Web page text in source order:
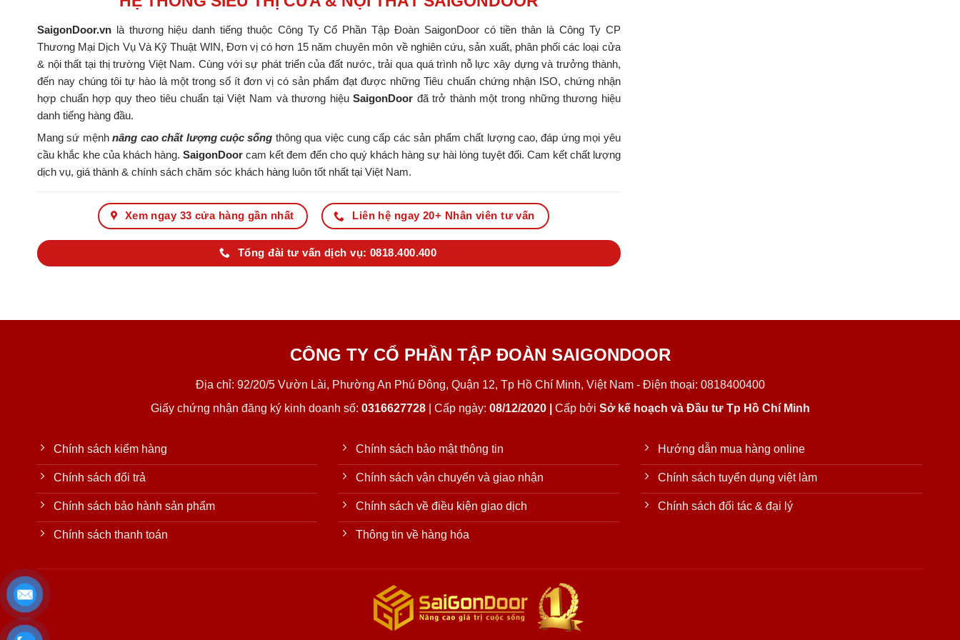
SaigonDoor.vn là thương hiệu danh tiếng thuộc Công Ty Cổ Phần Tập Đoàn SaigonDoor có tiền thân là Công Ty CP
Thương Mại Dịch Vụ Và Kỹ Thuật WIN, Đơn vị có hơn 15 năm chuyên môn về nghiên cứu, sản xuất, phân phối các loại cửa
& nội thất tại thị trường Việt Nam. Cùng với sự phát triển của đất nước, trải qua quá trình nỗ lực xây dựng và trưởng thành,
đến nay chúng tôi tự hào là một trong số ít đơn vị có sản phẩm đạt được những Tiêu chuẩn chứng nhận ISO, chứng nhận
hợp chuẩn hợp quy theo tiêu chuẩn tại Việt Nam và thương hiệuSaigonDoor đã trở thành một trong những thương hiệu
danh tiếng hàng đầu.
Mang sứ mệnhnâng cao chất lượng cuộc sống thông qua việc cung cấp các sản phẩm chất lượng cao, đáp ứng mọi yêu
cầu khắc khe của khách hàng.SaigonDoor cam kết đem đến cho quý khách hàng sự hài lòng tuyệt đối. Cam kết chất lượng
dịch vụ, giá thành & chính sách chăm sóc khách hàng luôn tốt nhất tại Việt Nam.
Xem ngay 33 cửa hàng gần nhất Liên hệ ngay 20+ Nhân viên tư vấn
Tổng đài tư vấn dịch vụ: 0818.400.400
CÔNG TY CỔ PHẦN TẬP ĐOÀN SAIGONDOOR
Địa chỉ: 92/20/5 Vườn Lài, Phường An Phú Đông, Quận 12, Tp Hồ Chí Minh, Việt Nam - Điện thoại: 0818400400
Giấy chứng nhận đăng ký kinh doanh số: 0316627728| Cấp ngày: 08/12/2020 | Cấp bởi Sở kế hoạch và Đầu tư Tp Hồ Chí Minh
Chính sách kiểm hàng
Chính sách đổi trả
Chính sách bảo hành sản phẩm
Chính sách thanh toán
Chính sách bảo mật thông tin
Chính sách vận chuyển và giao nhận
Chính sách về điều kiện giao dịch
Thông tin về hàng hóa
Hướng dẫn mua hàng online
Chính sách tuyển dụng việt làm
Chính sách đối tác & đại lý